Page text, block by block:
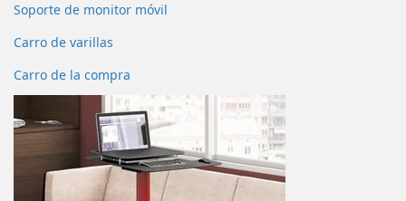
Soporte de monitor móvil
Carro de varillas
Carro de la compra